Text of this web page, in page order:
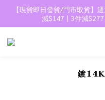
【現貨即日發貨/門市取貨】
減$147丨3件減$277
鍍